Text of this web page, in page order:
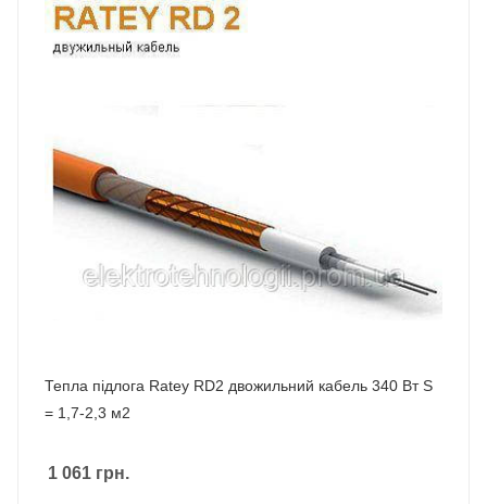
Тепла підлога Ratey RD2 двожильний кабель 340 Вт S
= 1,7-2,3 м2
1 061 грн.